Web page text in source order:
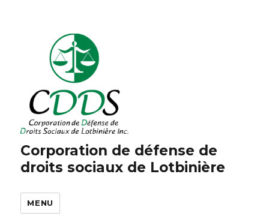
Corporation de défense de
droits sociaux de Lotbinière
MENU